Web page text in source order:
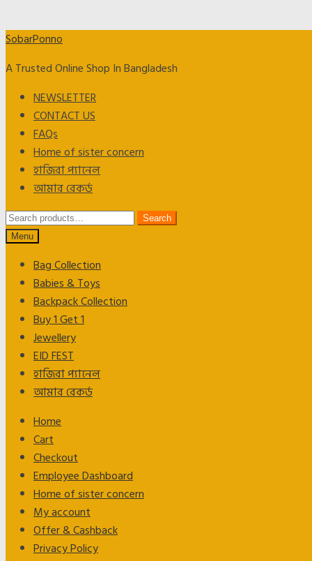
Skip
navigation
Skip
content
SobarPonno
A Trusted Online Shop In Bangladesh
NEWSLETTER
CONTACT US
FAQs
Home of sister concern
হাজিরা প্যানেল
আমার রেকর্ড
Search
for:
Search
Menu
Bag Collection
Babies & Toys
Backpack Collection
Buy 1 Get 1
Jewellery
EID FEST
হাজিরা প্যানেল
আমার রেকর্ড
Home
Cart
Checkout
Employee Dashboard
Home of sister concern
My account
Offer & Cashback
Privacy Policy